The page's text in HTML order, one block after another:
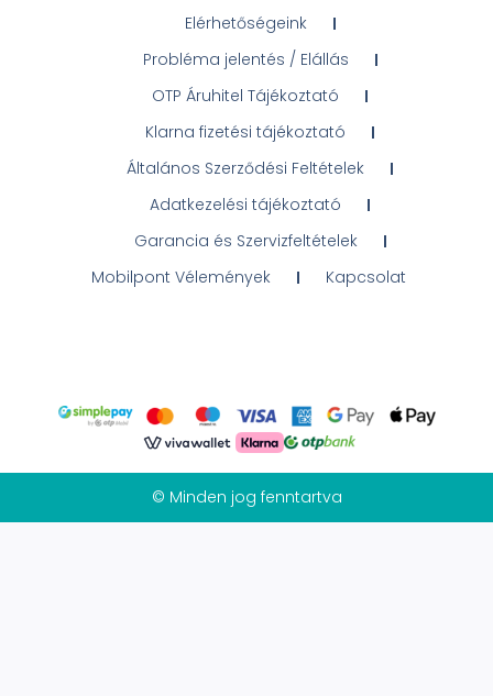
Elérhetőségeink
Probléma jelentés / Elállás
OTP Áruhitel Tájékoztató
Klarna fizetési tájékoztató
Általános Szerződési Feltételek
Adatkezelési tájékoztató
Garancia és Szervizfeltételek
Mobilpont Vélemények
Kapcsolat
© Minden jog fenntartva